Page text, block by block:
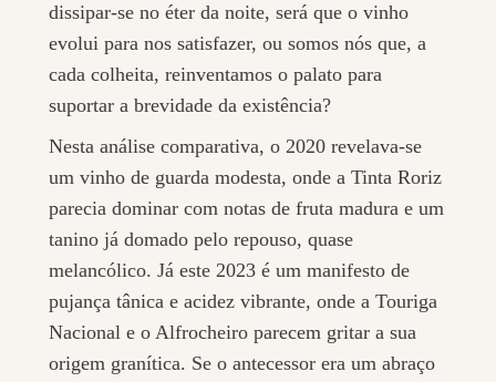
dissipar-se no éter da noite, será que o vinho
evolui para nos satisfazer, ou somos nós que, a
cada colheita, reinventamos o palato para
suportar a brevidade da existência?
Nesta análise comparativa, o 2020 revelava-se
um vinho de guarda modesta, onde a Tinta Roriz
parecia dominar com notas de fruta madura e um
tanino já domado pelo repouso, quase
melancólico. Já este 2023 é um manifesto de
pujança tânica e acidez vibrante, onde a Touriga
Nacional e o Alfrocheiro parecem gritar a sua
origem granítica. Se o antecessor era um abraço